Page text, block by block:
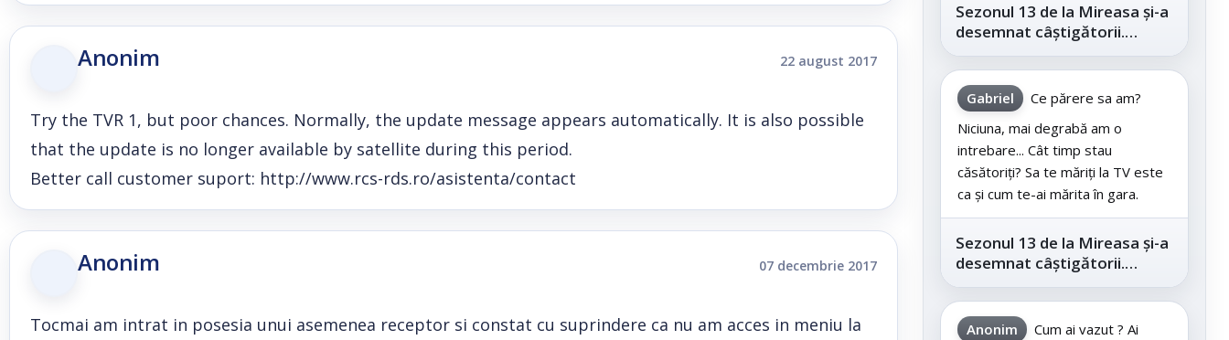
Anonim 22 august 2017
Try the TVR 1, but poor chances. Normally, the update message appears automatically. It is also possible
that the update is no longer available by satellite during this period.
Better call customer suport: http://www.rcs-rds.ro/asistenta/contact
Anonim 07 decembrie 2017
Tocmai am intrat in posesia unui asemenea receptor si constat cu suprindere ca nu am acces in meniu la
Sezonul 13 de la Mireasa și-a
desemnat câștigătorii.
Telespectatorii au decis care
este...
Gabriel
Ce părere sa am?
Niciuna, mai degrabă am o
intrebare... Cât timp stau
căsătoriți? Sa te măriți la TV este
ca și cum te-ai mărita în gara.
Sezonul 13 de la Mireasa și-a
desemnat câștigătorii.
Telespectatorii au decis care
este...
Anonim
Cum ai vazut ? Ai